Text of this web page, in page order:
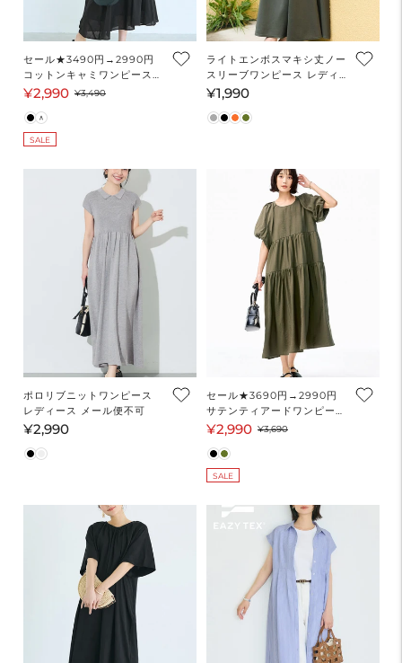
セール★3490円→2990円
コットンキャミワンピース
レディース メール便不可
¥2,990 セ
通
¥3,490
SALE
ライトエンボスマキシ丈ノー
スリーブワンピース レディ
ース メール便不可
通
常
¥1,990
ポロリブニットワンピース
レディース メール便不可
通
常
¥2,990
セール★3690円→2990円
サテンティアードワンピース
レディース メール便不可 コ
カ coca
¥2,990 セ
通
¥3,690
SALE